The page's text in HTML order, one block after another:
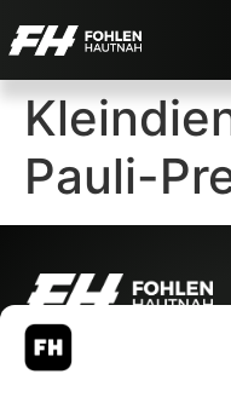
Pauli-
© 2007-2026 Fohlen-
– Alle rechte vorbehalten.